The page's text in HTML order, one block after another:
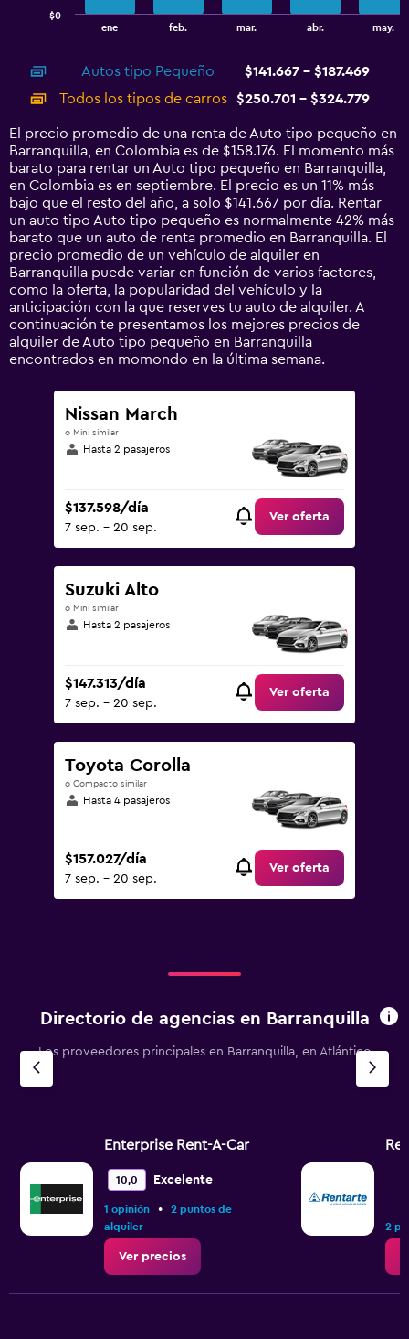
displaying
categories.
Range:
14
categories.
The
chart
has
1
Y
axis
displaying
values.
Range:
0
to
360000.
ene feb. mar. abr. may.
$0
Autos tipo Pequeño
$141.667 - $187.469
Todos los tipos de carros
$250.701 - $324.779
El precio promedio de una renta de Auto tipo pequeño en
Barranquilla, en Colombia es de $158.176. El momento más
barato para rentar un Auto tipo pequeño en Barranquilla,
en Colombia es en septiembre. El precio es un 11% más
bajo que el resto del año, a solo $141.667 por día. Rentar
un auto tipo Auto tipo pequeño es normalmente 42% más
barato que un auto de renta promedio en Barranquilla. El
precio promedio de un vehículo de alquiler en
Barranquilla puede variar en función de varios factores,
como la oferta, la popularidad del vehículo y la
anticipación con la que reserves tu auto de alquiler. A
continuación te presentamos los mejores precios de
alquiler de Auto tipo pequeño en Barranquilla
encontrados en momondo en la última semana.
Nissan March
o Mini similar
Hasta 2 pasajeros
$137.598/día
7 sep. - 20 sep.
Ver oferta
Suzuki Alto
o Mini similar
Hasta 2 pasajeros
$147.313/día
7 sep. - 20 sep.
Ver oferta
Toyota Corolla
o Compacto similar
Hasta 4 pasajeros
$157.027/día
7 sep. - 20 sep.
Ver oferta
Directorio de agencias en Barranquilla
Los proveedores principales en Barranquilla, en Atlántico
Enterprise Rent-A-Car
10,0 Excelente
1 opinión •
2 puntos de
alquiler
Ver precios
2